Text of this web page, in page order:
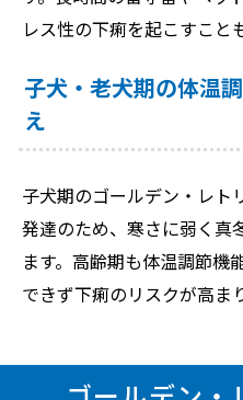
レス性の下痢を起こすこと
子犬・老犬期の体温
え
子犬期のゴールデン・レト
発達のため、寒さに弱く真
ます。高齢期も体温調節機
できず下痢のリスクが高ま